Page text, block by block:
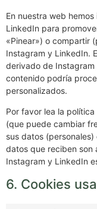
En nuestra web
LinkedIn para
«Pinear») o compartir
Instagram y LinkedIn.
derivado de
contenido podría
personalizados.
Por favor lea la
(que puede cambiar
sus datos
datos que reciben son
Instagram y LinkedIn
6. Cookies